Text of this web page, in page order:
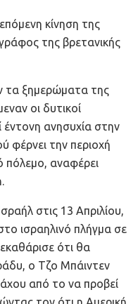
κίνηση της
της βρετανικής
τα ξημερώματα της
οι δυτικοί
ανησυχία στην
φέρνει την περιοχή
πόλεμο, αναφέρει
στις 13 Απριλίου,
ισραηλινό πλήγμα σε
ότι θα
ο Τζο Μπάιντεν
από το να προβεί